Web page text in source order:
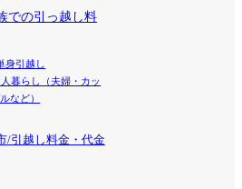
での引っ越し料
身引越し
暮らし（夫婦・カッ
など）
/引越し料金・代金